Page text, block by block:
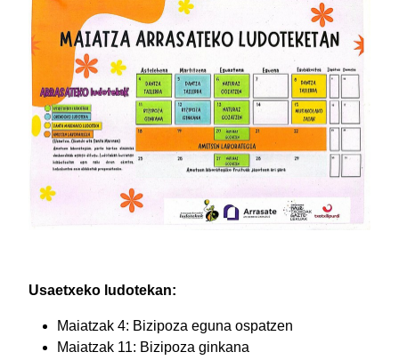
Usaetxeko ludotekan:
Maiatzak 4: Bizipoza eguna ospatzen
Maiatzak 11: Bizipoza ginkana